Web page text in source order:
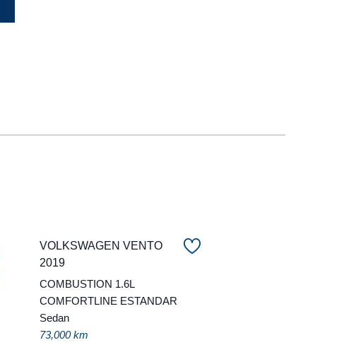
VOLKSWAGEN VENTO
2019
COMBUSTION 1.6L
COMFORTLINE ESTANDAR
Sedan
73,000 km